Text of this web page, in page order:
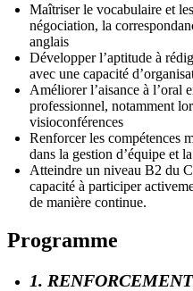
Maîtriser le vocabulaire et
négociation, la
anglais
Développer l’aptitude à
avec une capacité
Améliorer l’aisance à l’oral
professionnel, notamment
visioconférences
Renforcer les compétences
dans la gestion d’équipe et
Atteindre un niveau B2 du
capacité à participer
de manière continue.
Programme
1.